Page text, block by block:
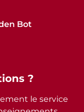
Bot
?
le service